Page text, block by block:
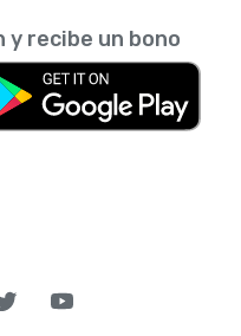
y recibe un bono